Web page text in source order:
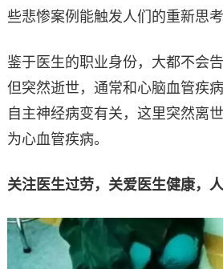
些悲惨案例能触发人们的重新思
鉴于医生的职业身份，大都不会
但突然逝世，通常和心脑血管疾
自主神经病变有关，这里突然离
为心血管疾病。
关注医生过劳，关爱医生健康，人